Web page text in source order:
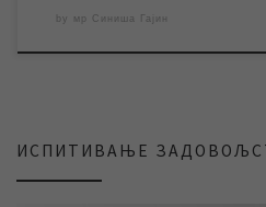
by мр Синиша Гајин
ИСПИТИВАЊЕ